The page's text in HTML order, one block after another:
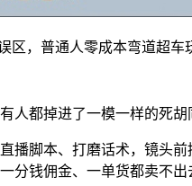
区，普通人零成本弯道超车
人都掉进了一模一样的死胡
播脚本、打磨话术，镜头
分钱佣金、一单货都卖不出